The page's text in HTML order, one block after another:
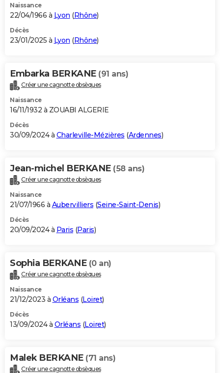
Naissance
22/04/1966 à Lyon (Rhône)
Décès
23/01/2025 à Lyon (Rhône)
Embarka BERKANE (91 ans)
Créer une cagnotte obsèques
Naissance
16/11/1932 à ZOUABI ALGERIE
Décès
30/09/2024 à Charleville-Mézières (Ardennes)
Jean-michel BERKANE (58 ans)
Créer une cagnotte obsèques
Naissance
21/07/1966 à Aubervilliers (Seine-Saint-Denis)
Décès
20/09/2024 à Paris (Paris)
Sophia BERKANE (0 an)
Créer une cagnotte obsèques
Naissance
21/12/2023 à Orléans (Loiret)
Décès
13/09/2024 à Orléans (Loiret)
Malek BERKANE (71 ans)
Créer une cagnotte obsèques